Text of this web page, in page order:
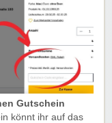
Gutschein
könnt ihr auf das